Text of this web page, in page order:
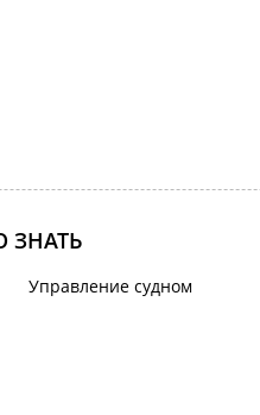
ЗНАТЬ
Управление судном